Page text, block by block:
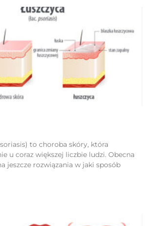
to choroba skóry, która
u coraz większej liczbie ludzi. Obecna
jeszcze rozwiązania w jaki sposób